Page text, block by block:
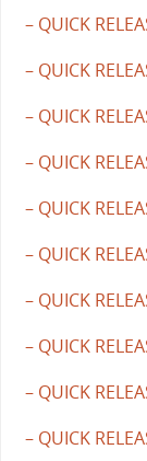
– QUICK
– QUICK
– QUICK
– QUICK
– QUICK
– QUICK
– QUICK
– QUICK
– QUICK
– QUICK